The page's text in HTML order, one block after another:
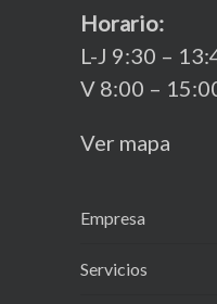
Horario:
L-J 9:30 –
V 8:00 –
Ver mapa
Empresa
Servicios